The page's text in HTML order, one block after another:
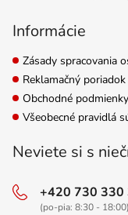
Informácie
Zásady spracovania
Reklamačný poriadok
Obchodné podmienky
Všeobecné pravidlá
Neviete si s
+420 730 330
(po-pia: 8:30 - 18:00)